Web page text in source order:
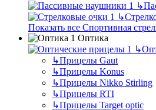
↳
↳
Показать все Спортивная
Оптика
↳
↳Прицелы Gaut
↳Прицелы Konus
↳Прицелы Nikko Stirling
↳Прицелы RTI
↳Прицелы Target optic